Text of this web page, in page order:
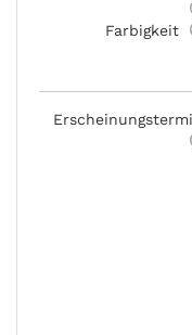
Farbigkeit